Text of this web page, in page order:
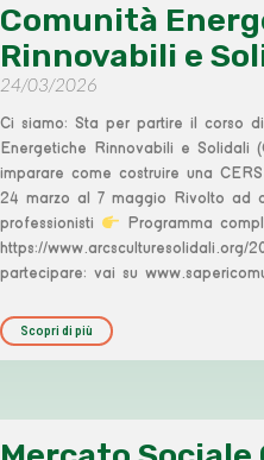
Comunità
Rinnovabili e
24/03/2026
Ci siamo: Sta per partire il corso
Energetiche Rinnovabili e Solidali
imparare come costruire una
24 marzo al 7 maggio Rivolto ad
professionisti
Programma
https://www.arcsculturesolidali.org/
partecipare: vai su
Scopri di più